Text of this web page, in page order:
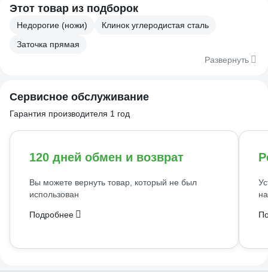
Этот товар из подборок
Недорогие (ножи)
Клинок углеродистая сталь
Заточка прямая
Развернуть
Сервисное обслуживание
Гарантия производителя 1 год
120 дней обмен и возврат
Вы можете вернуть товар, который не был
использован
Подробнее